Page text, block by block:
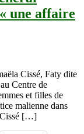
une affaire
Cissé, Faty dite
Centre de
et filles de
malienne dans
Cissé […]